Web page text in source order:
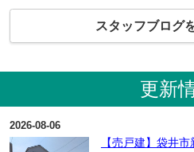
スタッフブログ
更新
2026-08-06
【売戸建】袋井市